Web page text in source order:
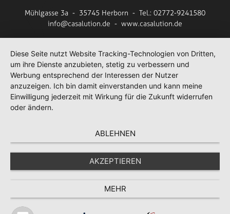
Mühlgasse 3a - 35745 Herborn - Tel.: 02772-9241580
info@casalution.de - www.casalution.de
Diese Seite nutzt Website Tracking-Technologien von Dritten,
um ihre Dienste anzubieten, stetig zu verbessern und
Werbung entsprechend der Interessen der Nutzer
anzuzeigen. Ich bin damit einverstanden und kann meine
Einwilligung jederzeit mit Wirkung für die Zukunft widerrufen
oder ändern.
ABLEHNEN
AKZEPTIEREN
MEHR